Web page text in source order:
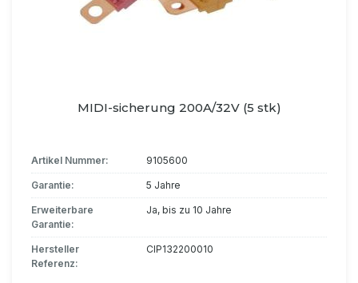
MIDI-sicherung 200A/32V (5 stk)
Artikel Nummer: 9105600
Garantie: 5 Jahre
Erweiterbare
Garantie:
Ja, bis zu 10 Jahre
Hersteller
Referenz:
CIP132200010